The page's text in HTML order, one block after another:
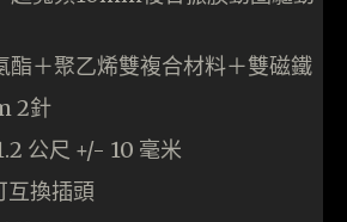
酯＋聚乙烯雙複合材料＋雙磁鐵
2針
公尺 +/- 10 毫米
互換插頭